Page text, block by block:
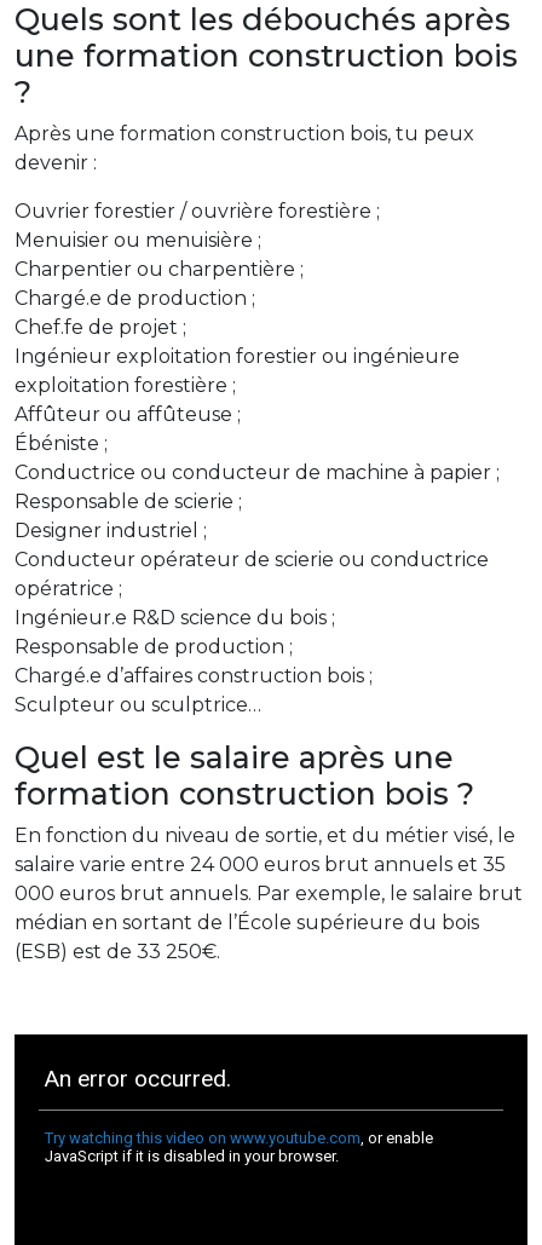
Quels sont les débouchés après
une formation construction bois
?
Après une formation construction bois, tu peux
devenir :
Ouvrier forestier / ouvrière forestière ;
Menuisier ou menuisière ;
Charpentier ou charpentière ;
Chargé.e de production ;
Chef.fe de projet ;
Ingénieur exploitation forestier ou ingénieure
exploitation forestière ;
Affûteur ou affûteuse ;
Ébéniste ;
Conductrice ou conducteur de machine à papier ;
Responsable de scierie ;
Designer industriel ;
Conducteur opérateur de scierie ou conductrice
opératrice ;
Ingénieur.e R&D science du bois ;
Responsable de production ;
Chargé.e d’affaires construction bois ;
Sculpteur ou sculptrice…
Quel est le salaire après une
formation construction bois ?
En fonction du niveau de sortie, et du métier visé, le
salaire varie entre 24 000 euros brut annuels et 35
000 euros brut annuels. Par exemple, le salaire brut
médian en sortant de l’École supérieure du bois
(ESB) est de 33 250€.